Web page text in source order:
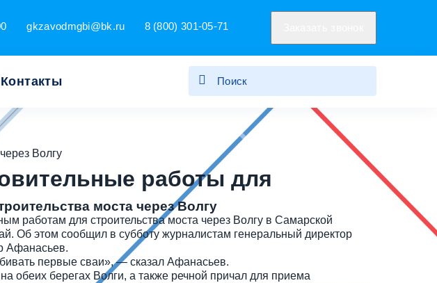
gkzavodmgbi@bk.ru 8 (800) 301-05-71
Контакты
Волгу
работы для
моста через Волгу
работам для строительства моста через Волгу в Самарской
Об этом сообщил в субботу журналистам генеральный директор
Афанасьев.
первые сваи», — сказал Афанасьев.
обеих берегах Волги, а также речной причал для приема